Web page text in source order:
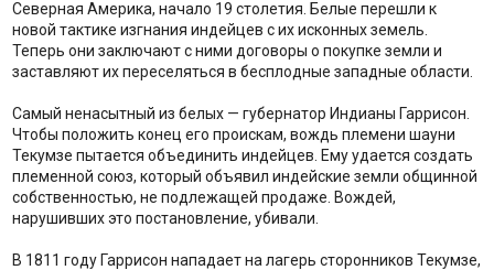
Северная Америка, начало 19 столетия. Белые перешли к
новой тактике изгнания индейцев с их исконных земель.
Теперь они заключают с ними договоры о покупке земли и
заставляют их переселяться в бесплодные западные области.
Самый ненасытный из белых — губернатор Индианы Гаррисон.
Чтобы положить конец его проискам, вождь племени шауни
Текумзе пытается объединить индейцев. Ему удается создать
племенной союз, который объявил индейские земли общинной
собственностью, не подлежащей продаже. Вождей,
нарушивших это постановление, убивали.
В 1811 году Гаррисон нападает на лагерь сторонников Текумзе,